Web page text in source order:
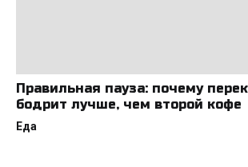
Правильная пауза: почему
бодрит лучше, чем второй кофе
Еда